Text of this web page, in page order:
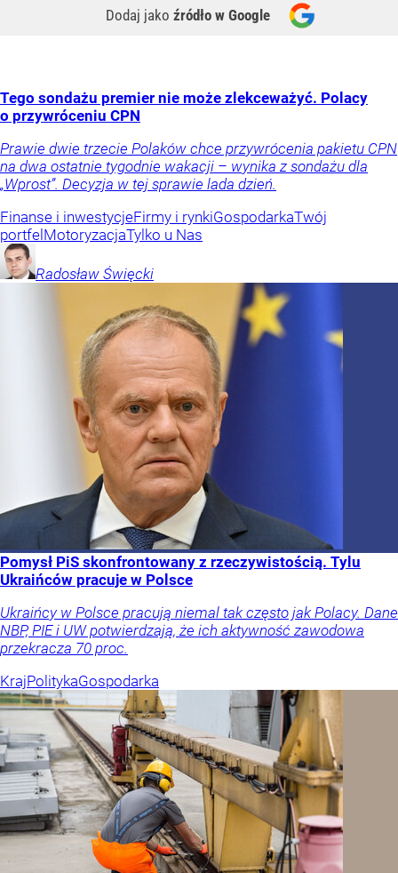
Dodaj jako źródło w Google
Tego sondażu premier nie może zlekceważyć. Polacy
o przywróceniu CPN
Prawie dwie trzecie Polaków chce przywrócenia pakietu CPN
na dwa ostatnie tygodnie wakacji – wynika z sondażu dla
„Wprost”. Decyzja w tej sprawie lada dzień.
Finanse i inwestycjeFirmy i rynkiGospodarkaTwój
portfel MotoryzacjaTylko u Nas
Radosław Święcki
Pomysł PiS skonfrontowany z rzeczywistością. Tylu
Ukraińców pracuje w Polsce
Ukraińcy w Polsce pracują niemal tak często jak Polacy. Dane
NBP, PIE i UW potwierdzają, że ich aktywność zawodowa
przekracza 70 proc.
KrajPolitykaGospodarka